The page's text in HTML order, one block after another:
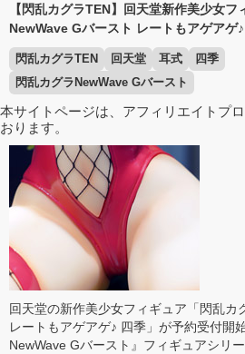
【閃乱カグラTEN】回天堂新作美少女フ
NewWave Gバースト レートもアゲアゲ
閃乱カグラTEN 回天堂 耳式
四季
閃乱カグラNewWave Gバースト
本サイトページは、アフィリエイトプ
おります。
回天堂の新作美少女フィギュア「閃乱カ
レートもアゲアゲ♪ 四季」が予約受付開
NewWave Gバースト』フィギュアシリ